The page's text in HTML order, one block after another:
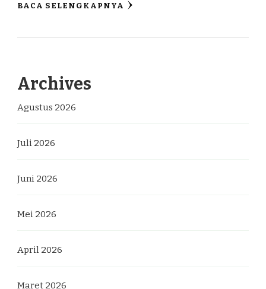
BACA SELENGKAPNYA
Archives
Agustus 2026
Juli 2026
Juni 2026
Mei 2026
April 2026
Maret 2026